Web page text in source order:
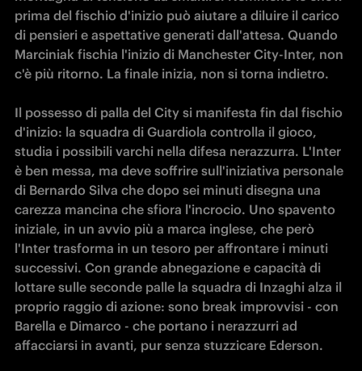
prima del fischio d'inizio può aiutare a diluire il carico
di pensieri e aspettative generati dall'attesa. Quando
Marciniak fischia l'inizio di Manchester City-Inter, non
c'è più ritorno. La finale inizia, non si torna indietro.
Il possesso di palla del City si manifesta fin dal fischio
d'inizio: la squadra di Guardiola controlla il gioco,
studia i possibili varchi nella difesa nerazzurra. L'Inter
è ben messa, ma deve soffrire sull'iniziativa personale
di Bernardo Silva che dopo sei minuti disegna una
carezza mancina che sfiora l'incrocio. Uno spavento
iniziale, in un avvio più a marca inglese, che però
l'Inter trasforma in un tesoro per affrontare i minuti
successivi. Con grande abnegazione e capacità di
lottare sulle seconde palle la squadra di Inzaghi alza il
proprio raggio di azione: sono break improvvisi - con
Barella e Dimarco - che portano i nerazzurri ad
affacciarsi in avanti, pur senza stuzzicare Ederson.